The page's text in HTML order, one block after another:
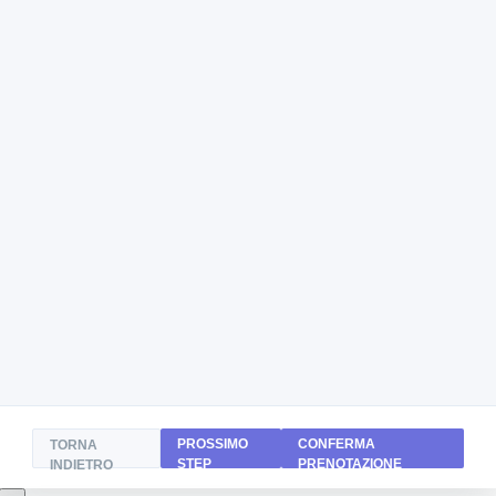
TORNA
INDIETRO
PROSSIMO
STEP
CONFERMA
PRENOTAZIONE